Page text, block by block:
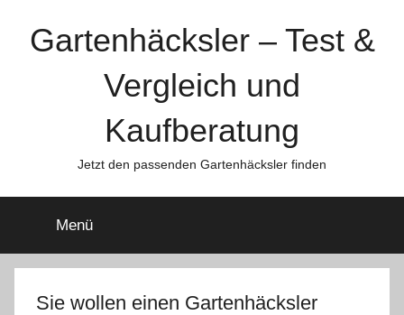
InhaltGartenhäcksler – Test &
Vergleich und
Kaufberatung
Jetzt den passenden Gartenhäcksler finden
Menü
Sie wollen einen Gartenhäcksler